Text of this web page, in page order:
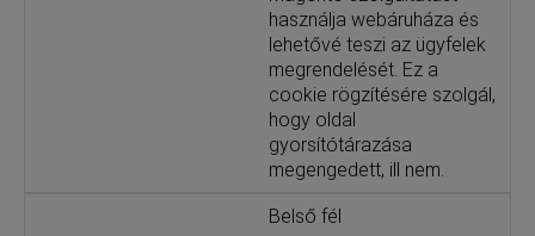
használja webáruháza és
lehetővé teszi az ügyfelek
megrendelését. Ez a
cookie rögzítésére szolgál,
hogy oldal
gyorsítótárazása
megengedett, ill nem.
Belső fél